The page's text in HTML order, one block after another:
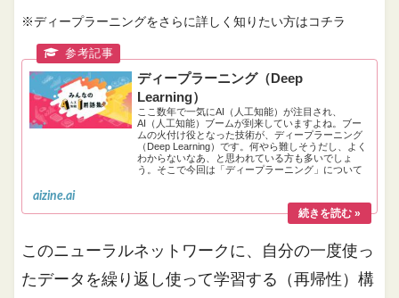
※ディープラーニングをさらに詳しく知りたい方はコチラ
ディープラーニング（Deep
Learning）
ここ数年で一気にAI（人工知能）が注目され、
AI（人工知能）ブームが到来していますよね。ブー
ムの火付け役となった技術が、ディープラーニング
（Deep Learning）です。何やら難しそうだし、よく
わからないなあ、と思われている方も多いでしょ
う。そこで今回は「ディープラーニング」について
aizine.ai
このニューラルネットワークに、自分の一度使っ
たデータを繰り返し使って学習する（再帰性）構